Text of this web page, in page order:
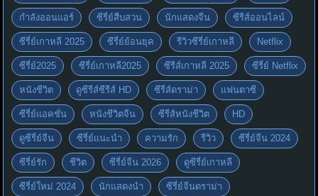
กำลังออนแอร์ ซีรี่ย์สืบสวน นักแสดงจีน ซีรีส์ออนไลน์
ซีรี่ย์เกาหลี 2025 ซีรี่ย์ย้อนยุค รีวิวซีรี่ย์เกาหลี Netflix
ซีรี่ย์2025 ซีรี่ย์เกาหลี2025 ซีรีส์เกาหลี 2025 ซีรี่ย์ Netflix
หนังชีวิต ดูซีรีส์ซีรีส์ HD ซีรีส์ดราม่า แฟนตาซี
ซีรี่ย์แอคชั่น หนังชีวิตจีน ซีรีส์หนังชีวิต HD
ดูซีรี่ย์จีน ซีรี่ย์แนะนำ ความรัก รีวิว ซีรี่ย์จีน 2024
ซีรี่ย์รัก ชีวิต ซีรี่ย์จีน 2026 ดูซีรี่ย์เกาหลี
ซีรี่ย์ใหม่ 2024 นักแสดงนำ ซีรี่ย์จีนดราม่า